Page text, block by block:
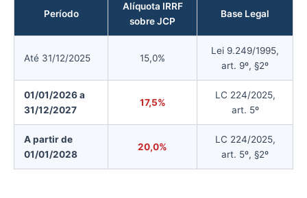
Período
Alíquota IRRF
sobre JCP
Base Legal
Até 31/12/2025 15,0%
Lei 9.249/1995,
art. 9º, §2º
01/01/2026 a
31/12/2027
17,5%
LC 224/2025,
art. 5º
A partir de
01/01/2028
20,0%
LC 224/2025,
art. 5º, §2º